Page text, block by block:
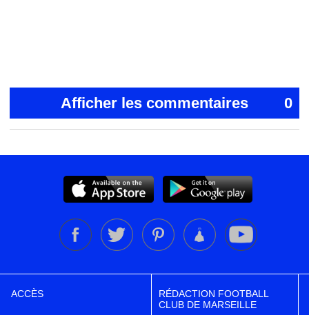
Afficher les commentaires 0
ACCÈS
RÉDACTION FOOTBALL
CLUB DE MARSEILLE